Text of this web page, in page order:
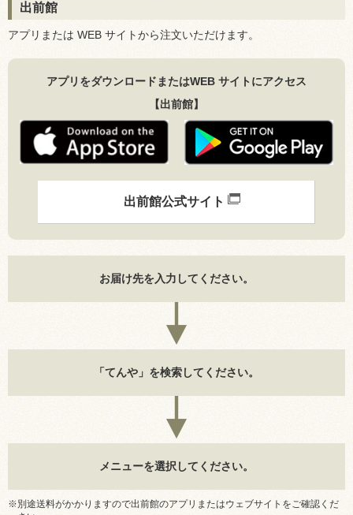
出前館
アプリまたは WEB サイトから注文いただけます。
アプリをダウンロードまたはWEB サイトにアクセス
【出前館】
出前館公式サイト
お届け先を入力してください。
「てんや」を検索してください。
メニューを選択してください。
※別途送料がかかりますので出前館のアプリまたはウェブサイトをご確認くだ